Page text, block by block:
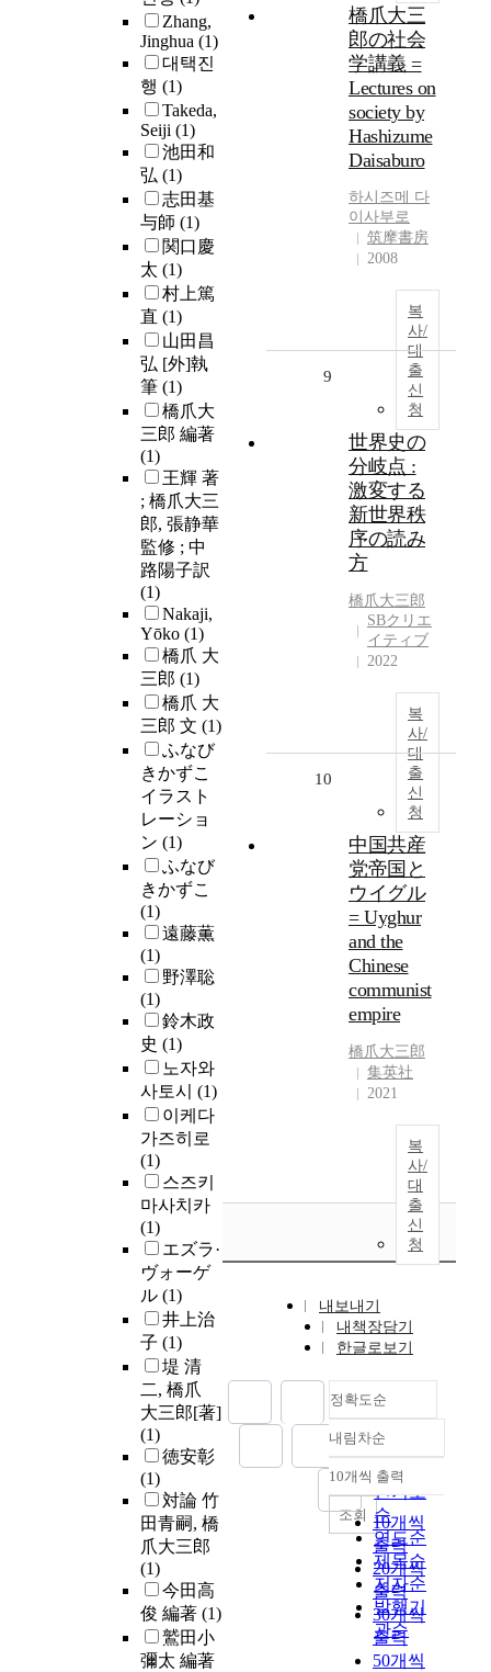
Zhang,
Jinghua (1)
대택진
행 (1)
Takeda,
Seiji (1)
池田和
弘 (1)
志田基
与師 (1)
関口慶
太 (1)
村上篤
直 (1)
山田昌
弘 [外]執
筆 (1)
橋爪大
三郎 編著
(1)
王輝 著
; 橋爪大三
郎, 張静華
監修 ; 中
路陽子訳
(1)
Nakaji,
Yōko (1)
橋爪 大
三郎 (1)
橋爪 大
三郎 文 (1)
ふなび
きかずこ
イラスト
レーショ
ン (1)
ふなび
きかずこ
(1)
遠藤薫
(1)
野澤聡
(1)
鈴木政
史 (1)
노자와
사토시 (1)
이케다
가즈히로
(1)
스즈키
마사치카
(1)
エズラ·
ヴォーゲ
ル (1)
井上治
子 (1)
堤 清
二, 橋爪
大三郎[著]
(1)
徳安彰
(1)
対論 竹
田青嗣, 橋
爪大三郎
(1)
今田高
俊 編著 (1)
鷲田小
彌太 編著
橋爪大三
郎の社会
学講義 =
Lectures on
society by
Hashizume
Daisaburo
하시즈메 다
이사부로
筑摩書房
2008
복
사/
대
출
신
청
9
世界史の
分岐点 :
激変する
新世界秩
序の読み
方
橋爪大三郎
SBクリエ
イティブ
2022
복
사/
대
출
신
청
10
中国共産
党帝国と
ウイグル
= Uyghur
and the
Chinese
communist
empire
橋爪大三郎
集英社
2021
복
사/
대
출
신
청
내보내기
내책장담기
한글로보기
정확도순
정확도
순
인기도
순
연도순
제목순
저자순
발행기
관순
내림차순
내림차순
10개씩 출력
10개씩
출력
20개씩
출력
30개씩
출력
50개씩
조회